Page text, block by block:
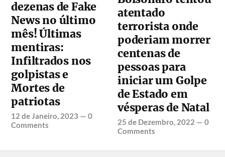
dezenas de Fake
News no último
mês! Últimas
mentiras:
Infiltrados nos
golpistas e
Mortes de
patriotas
12 de Janeiro, 2023 —0
Comments
atentado
terrorista onde
poderiam morrer
centenas de
pessoas para
iniciar um Golpe
de Estado em
vésperas de Natal
25 de Dezembro, 2022 —0
Comments